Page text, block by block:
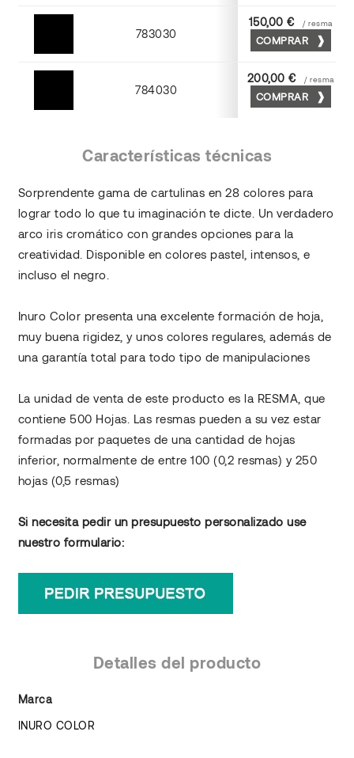
783030
Negro
150,00 € / resma
COMPRAR
784030
Negro
200,00 € / resma
COMPRAR
Características técnicas
Sorprendente gama de cartulinas en 28 colores para
lograr todo lo que tu imaginación te dicte. Un verdadero
arco iris cromático con grandes opciones para la
creatividad. Disponible en colores pastel, intensos, e
incluso el negro.
Inuro Color presenta una excelente formación de hoja,
muy buena rigidez, y unos colores regulares, además de
una garantía total para todo tipo de manipulaciones
La unidad de venta de este producto es la RESMA, que
contiene 500 Hojas. Las resmas pueden a su vez estar
formadas por paquetes de una cantidad de hojas
inferior, normalmente de entre 100 (0,2 resmas) y 250
hojas (0,5 resmas)
Si necesita pedir un presupuesto personalizado use
nuestro formulario:
Detalles del producto
Marca
INURO COLOR